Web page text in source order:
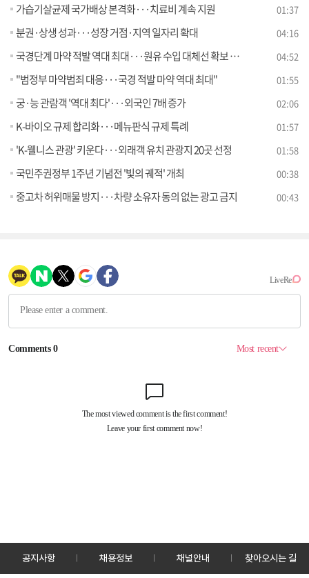
가습기살균제 국가배상 본격화···치료비 계속 지원 01:37
분권·상생 성과···성장 거점·지역 일자리 확대 04:16
국경단계 마약 적발 역대 최대···원유 수입 대체선 확보 [뉴스의 맥] 04:52
"범정부 마약범죄 대응···국경 적발 마약 역대 최대" 01:55
궁·능 관람객 '역대 최다'···외국인 7배 증가 02:06
K-바이오 규제 합리화···메뉴판식 규제 특례 01:57
'K-웰니스 관광' 키운다···외래객 유치 관광지 20곳 선정 01:58
국민주권정부 1주년 기념전 '빛의 궤적' 개최 00:38
중고차 허위매물 방지···차량 소유자 동의 없는 광고 금지 00:43
공지사항 채용정보 채널안내 찾아오시는 길